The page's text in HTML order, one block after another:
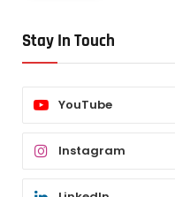
Stay In Touch
YouTube
Instagram